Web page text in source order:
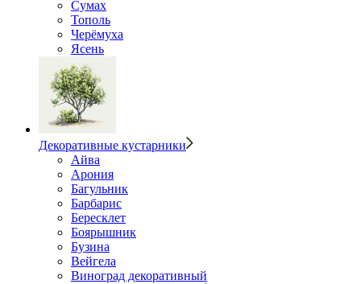
Сумах
Тополь
Черёмуха
Ясень
Декоративные кустарники
Айва
Арония
Багульник
Барбарис
Бересклет
Боярышник
Бузина
Вейгела
Виноград декоративный